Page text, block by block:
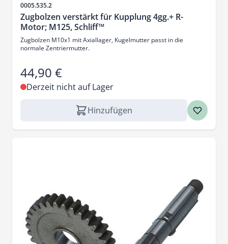
Artikelnr.
0005.535.2
Zugbolzen verstärkt für Kupplung 4gg.+ R-
Motor; M125, Schliff™
Zugbolzen M10x1 mit Axiallager, Kugelmutter passt in die
normale Zentriermutter.
44,90 €
Derzeit nicht auf Lager
Hinzufügen